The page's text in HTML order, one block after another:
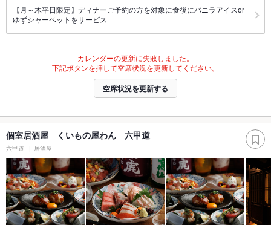
【月～木平日限定】ディナーご予約の方を対象に食後にバニラアイスor
ゆずシャーベットをサービス
カレンダーの更新に失敗しました。
下記ボタンを押して空席状況を更新してください。
空席状況を更新する
個室居酒屋 くいもの屋わん 六甲道
六甲道 居酒屋